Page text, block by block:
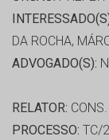
DA ROCHA,
ADVOGADO(S):
RELATOR:
PROCESSO: TC/